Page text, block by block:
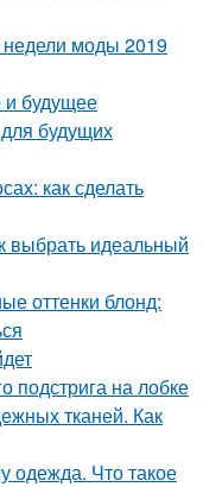
моды 2019
будущее
будущих
как сделать
выбрать идеальный
оттенки блонд:
подстрига на лобке
тканей. Как
одежда. Что такое